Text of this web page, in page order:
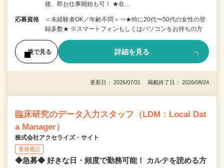
後、即お仕事開始も可！ ★在…
応募資格
＜未経験者OK／年齢不問＞⇒★特に20代〜50代の女性の登
録多数★ ※スマートフォンもしくはパソコンをお持ちの方
後で見る 詳細を見る
更新日： 2026/07/31 掲載終了日： 2026/08/24
臨床研究のデータ入力スタッフ（LDM：Local Dat
a Manager）
株式会社アクセライズ・サイト
業務委託
◆急募◆ 好きな日・頻度で勤務可能！ カルテを読める方